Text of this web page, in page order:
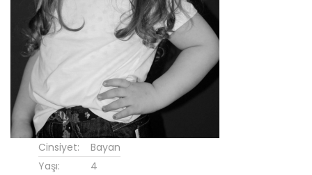
Cinsiyet:
Bayan
Yaşı:
4